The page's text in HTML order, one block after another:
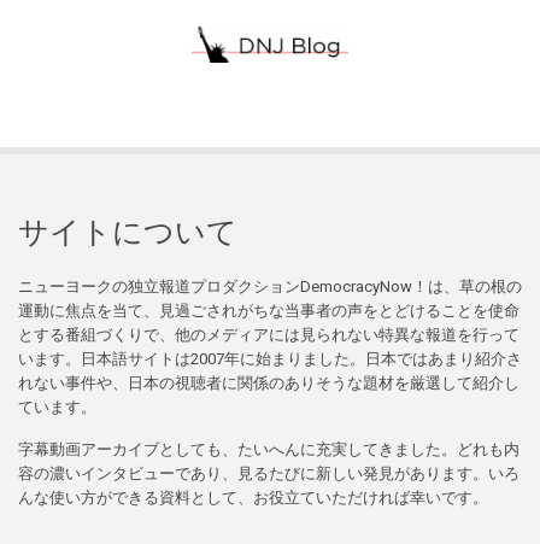
サイトについて
ニューヨークの独立報道プロダクションDemocracyNow！は、草の根の
運動に焦点を当て、見過ごされがちな当事者の声をとどけることを使命
とする番組づくりで、他のメディアには見られない特異な報道を行って
います。日本語サイトは2007年に始まりました。日本ではあまり紹介さ
れない事件や、日本の視聴者に関係のありそうな題材を厳選して紹介し
ています。
字幕動画アーカイブとしても、たいへんに充実してきました。どれも内
容の濃いインタビューであり、見るたびに新しい発見があります。いろ
んな使い方ができる資料として、お役立ていただければ幸いです。